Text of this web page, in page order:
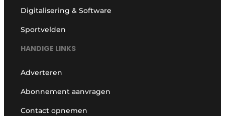
Digitalisering & Software
Sportvelden
HANDIGE LINKS
Adverteren
Abonnement aanvragen
Contact opnemen